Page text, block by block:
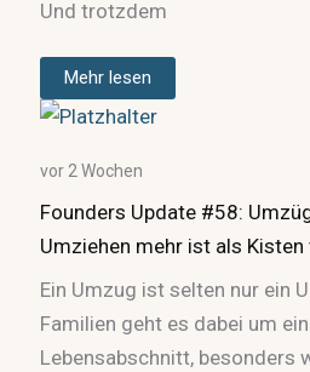
Und trotzdem
Mehr lesen
vor 2 Wochen
Founders Update #58:
Umziehen mehr ist als Kisten
Ein Umzug ist selten nur ein
Familien geht es dabei um
Lebensabschnitt, besonders